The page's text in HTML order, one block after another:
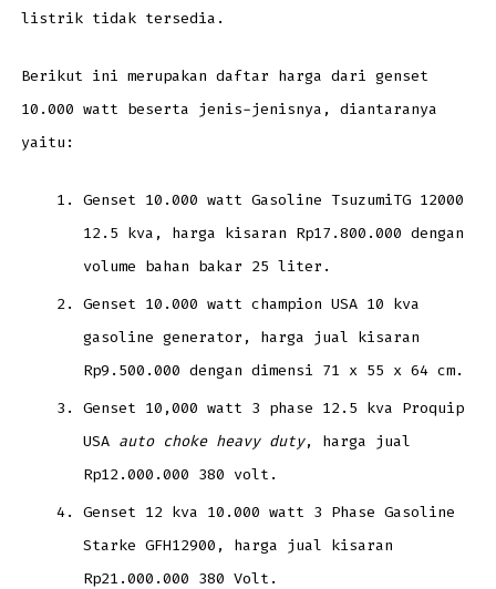
listrik tidak tersedia.
Berikut ini merupakan daftar harga dari genset
10.000 watt beserta jenis-jenisnya, diantaranya
yaitu:
Genset 10.000 watt Gasoline TsuzumiTG 12000
12.5 kva, harga kisaran Rp17.800.000 dengan
volume bahan bakar 25 liter.
Genset 10.000 watt champion USA 10 kva
gasoline generator, harga jual kisaran
Rp9.500.000 dengan dimensi 71 x 55 x 64 cm.
Genset 10,000 watt 3 phase 12.5 kva Proquip
USA auto choke heavy duty, harga jual
Rp12.000.000 380 volt.
Genset 12 kva 10.000 watt 3 Phase Gasoline
Starke GFH12900, harga jual kisaran
Rp21.000.000 380 Volt.